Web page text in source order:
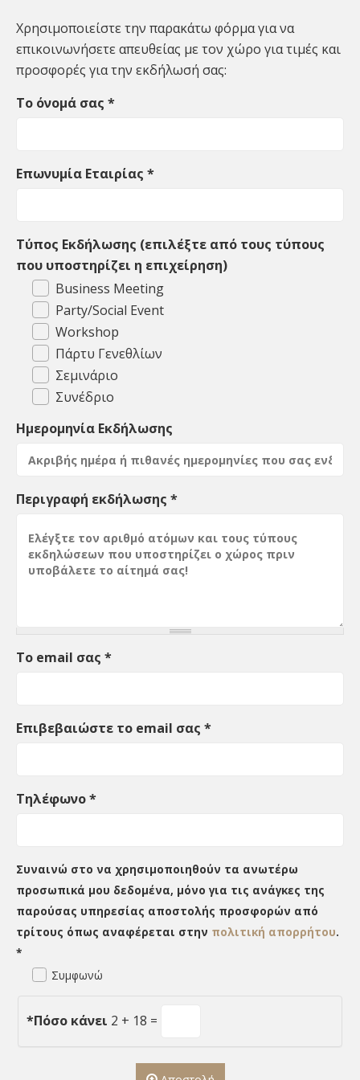
Χρησιμοποιείστε την παρακάτω φόρμα για να
επικοινωνήσετε απευθείας με τον χώρο για τιμές και
προσφορές για την εκδήλωσή σας:
Το όνομά σας *
Επωνυμία Εταιρίας *
Τύπος Εκδήλωσης (επιλέξτε από τους τύπους
που υποστηρίζει η επιχείρηση)
Business Meeting
Party/Social Event
Workshop
Πάρτυ Γενεθλίων
Σεμινάριο
Συνέδριο
Ημερομηνία Εκδήλωσης
Περιγραφή εκδήλωσης *
Το email σας *
Επιβεβαιώστε το email σας *
Τηλέφωνο*
Συναινώ στο να χρησιμοποιηθούν τα ανωτέρω
προσωπικά μου δεδομένα, μόνο για τις ανάγκες της
παρούσας υπηρεσίας αποστολής προσφορών από
τρίτους όπως αναφέρεται στην πολιτική απορρήτου.
*
Συμφωνώ
Πόσο κάνει
* 2 + 18 =